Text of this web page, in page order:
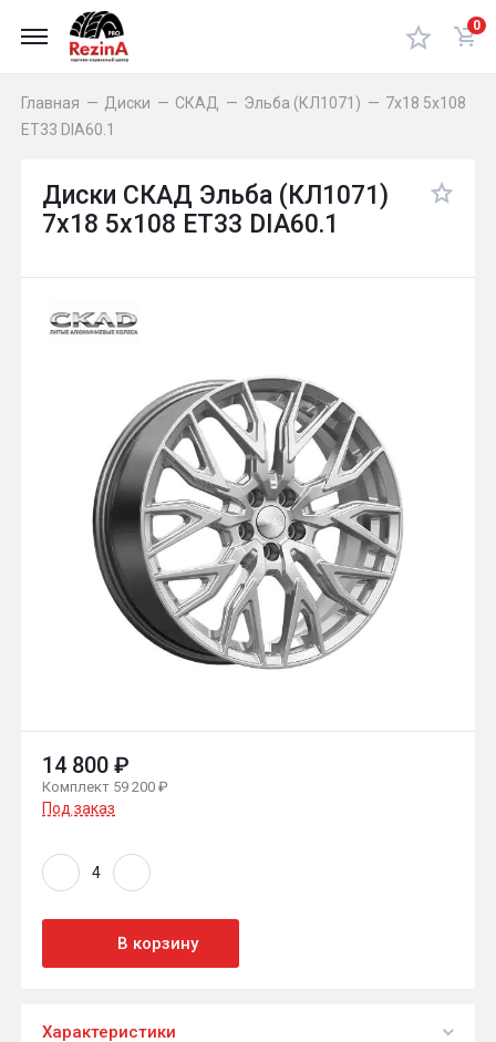
0
Главная — Диски — СКАД — Эльба (КЛ1071) — 7x18 5x108
ET33 DIA60.1
Диски СКАД Эльба (КЛ1071)
7x18 5x108 ET33 DIA60.1
14 800 ₽
Комплект 59 200 ₽
Под заказ
В корзину
Характеристики